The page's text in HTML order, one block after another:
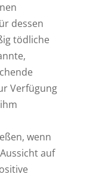
dessen
tödliche
Verfügung
wenn
auf